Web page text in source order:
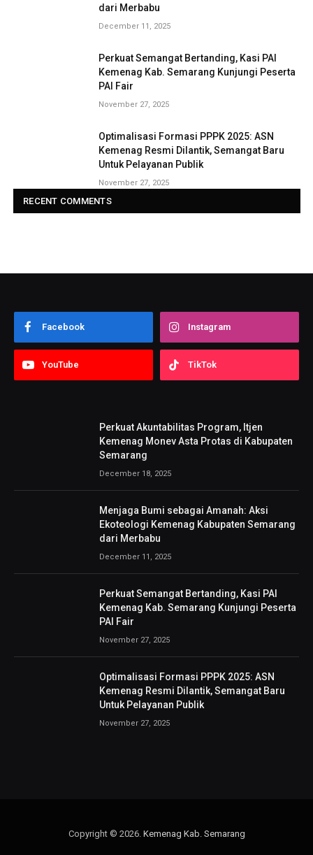
dari Merbabu
December 11, 2025
Perkuat Semangat Bertanding, Kasi PAI
Kemenag Kab. Semarang Kunjungi Peserta
PAI Fair
November 27, 2025
Optimalisasi Formasi PPPK 2025: ASN
Kemenag Resmi Dilantik, Semangat Baru
Untuk Pelayanan Publik
November 27, 2025
RECENT COMMENTS
Facebook Instagram
YouTube TikTok
Perkuat Akuntabilitas Program, Itjen
Kemenag Monev Asta Protas di Kabupaten
Semarang
December 18, 2025
Menjaga Bumi sebagai Amanah: Aksi
Ekoteologi Kemenag Kabupaten Semarang
dari Merbabu
December 11, 2025
Perkuat Semangat Bertanding, Kasi PAI
Kemenag Kab. Semarang Kunjungi Peserta
PAI Fair
November 27, 2025
Optimalisasi Formasi PPPK 2025: ASN
Kemenag Resmi Dilantik, Semangat Baru
Untuk Pelayanan Publik
November 27, 2025
Copyright © 2026. Kemenag Kab. Semarang